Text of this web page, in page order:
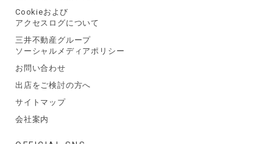
Cookieおよび
アクセスログについて
三井不動産グループ
ソーシャルメディアポリシー
お問い合わせ
出店をご検討の方へ
サイトマップ
会社案内